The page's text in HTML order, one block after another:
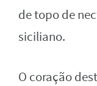
de topo de
siciliano.
O coração